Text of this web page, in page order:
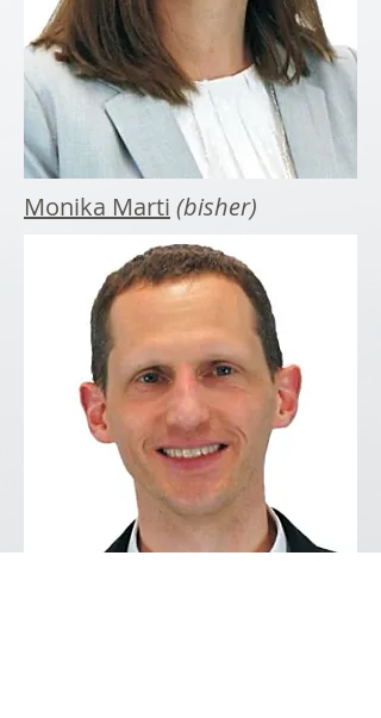
Monika Marti (bisher)